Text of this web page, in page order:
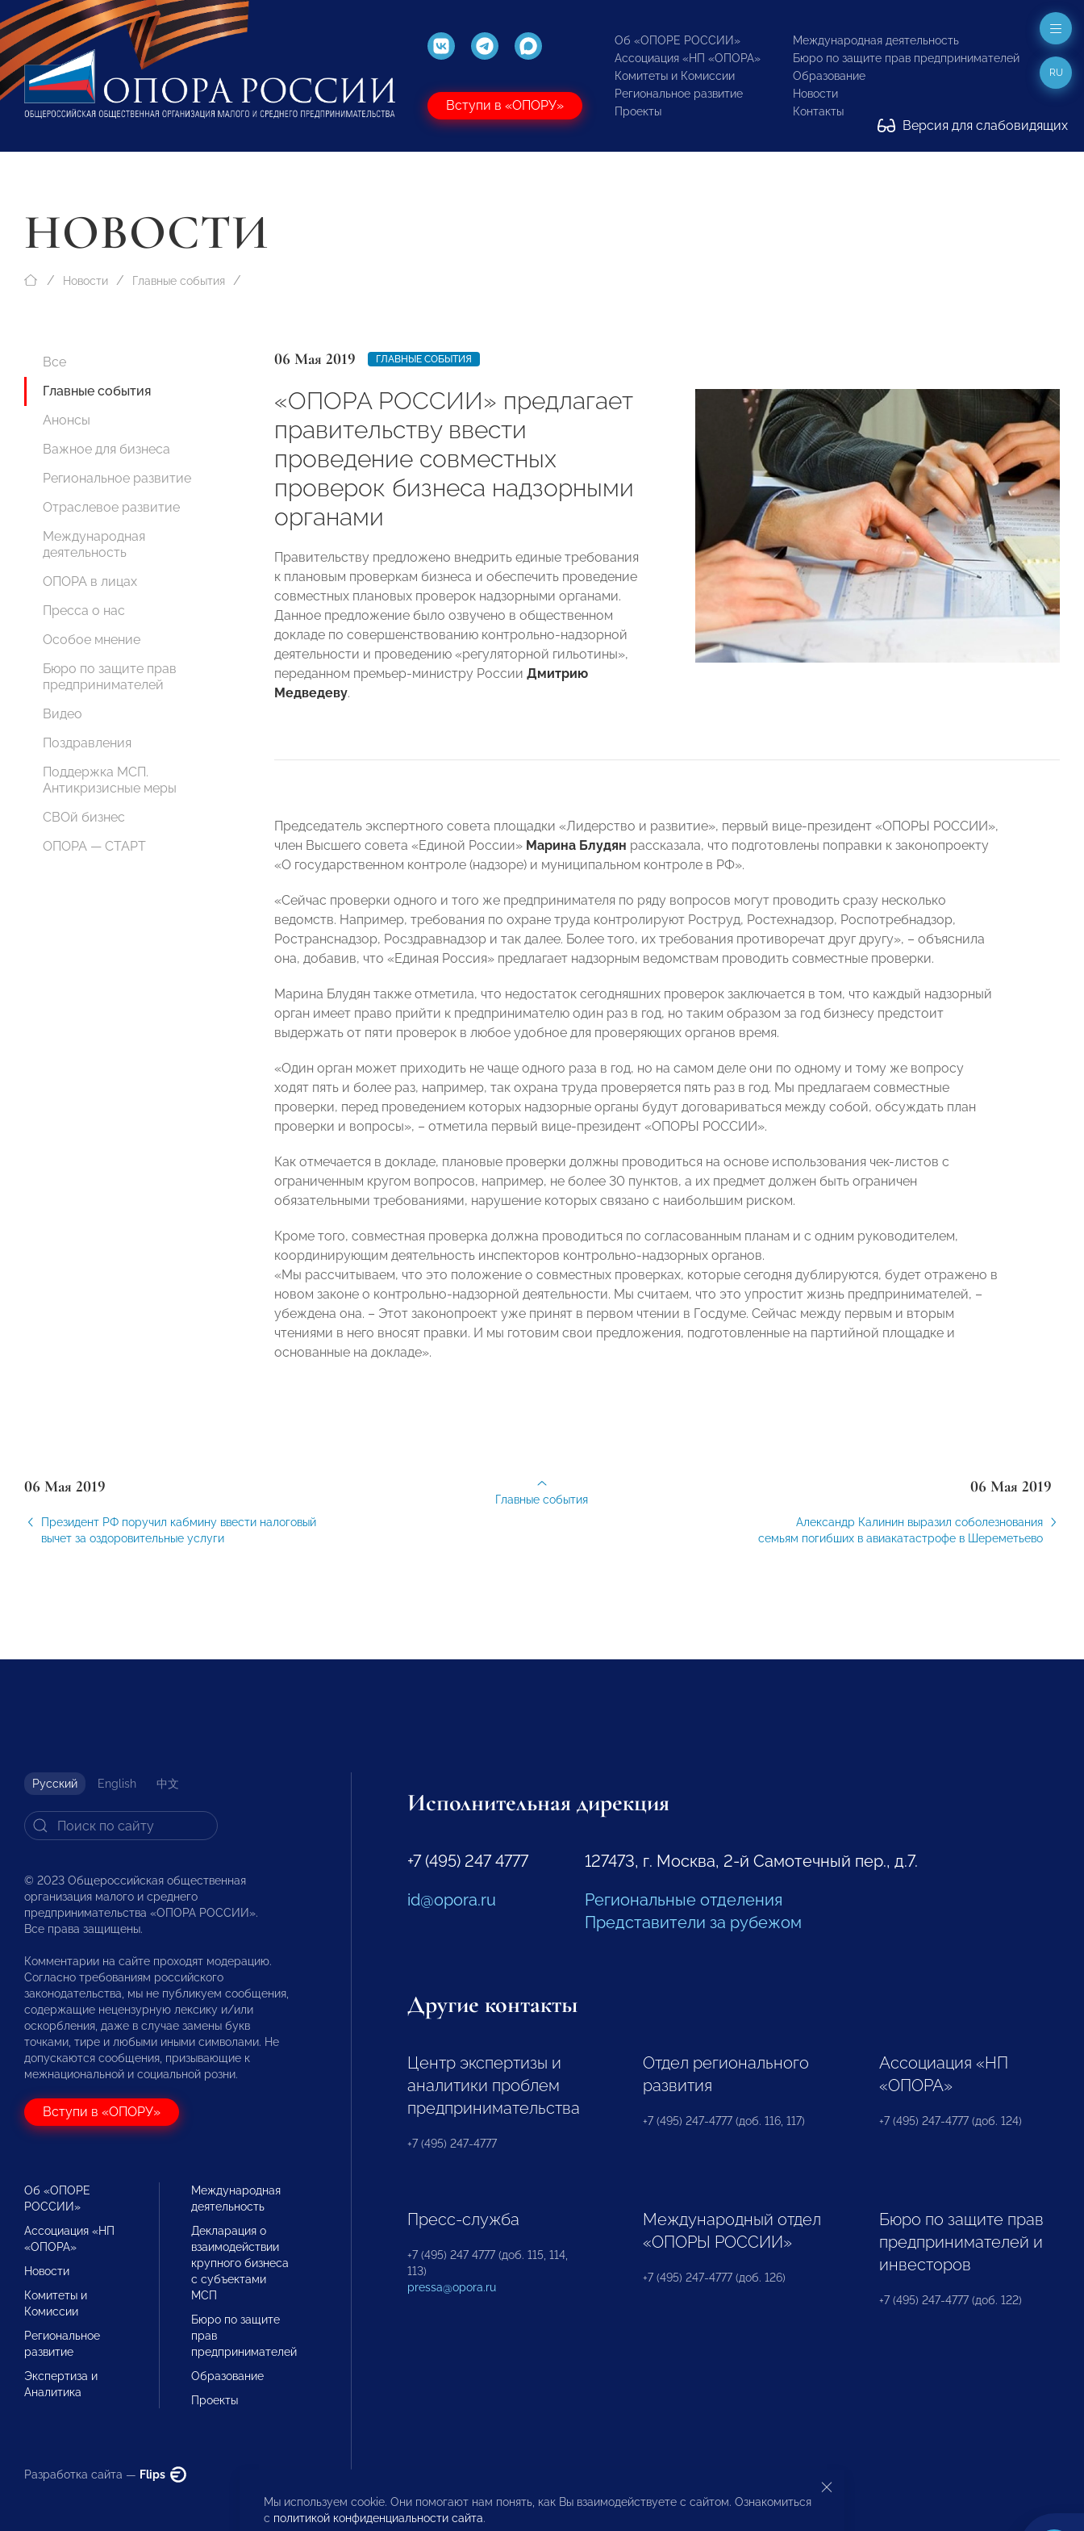
Вступи в «ОПОРУ»
Об «ОПОРЕ РОССИИ»
Ассоциация «НП «ОПОРА»
Комитеты и Комиссии
Региональное развитие
Проекты
Международная деятельность
Бюро по защите прав предпринимателей
Образование
Новости
Контакты
Версия для слабовидящих
RU
НОВОСТИ
Новости Главные события
Все
Главные события
Анонсы
Важное для бизнеса
Региональное развитие
Отраслевое развитие
Международная
деятельность
ОПОРА в лицах
Пресса о нас
Особое мнение
Бюро по защите прав
предпринимателей
Видео
Поздравления
Поддержка МСП.
Антикризисные меры
СВОй бизнес
ОПОРА — СТАРТ
06 Мая 2019 ГЛАВНЫЕ СОБЫТИЯ
«ОПОРА РОССИИ» предлагает
правительству ввести
проведение совместных
проверок бизнеса надзорными
органами
Правительству предложено внедрить единые требования
к плановым проверкам бизнеса и обеспечить проведение
совместных плановых проверок надзорными органами.
Данное предложение было озвучено в общественном
докладе по совершенствованию контрольно-надзорной
деятельности и проведению «регуляторной гильотины»,
переданном премьер-министру России Дмитрию
Медведеву.
Председатель экспертного совета площадки «Лидерство и развитие», первый вице-президент «ОПОРЫ РОССИИ»,
член Высшего совета «Единой России» Марина Блудян рассказала, что подготовлены поправки к законопроекту
«О государственном контроле (надзоре) и муниципальном контроле в РФ».
«Сейчас проверки одного и того же предпринимателя по ряду вопросов могут проводить сразу несколько
ведомств. Например, требования по охране труда контролируют Роструд, Ростехнадзор, Роспотребнадзор,
Ространснадзор, Росздравнадзор и так далее. Более того, их требования противоречат друг другу», – объяснила
она, добавив, что «Единая Россия» предлагает надзорным ведомствам проводить совместные проверки.
Марина Блудян также отметила, что недостаток сегодняшних проверок заключается в том, что каждый надзорный
орган имеет право прийти к предпринимателю один раз в год, но таким образом за год бизнесу предстоит
выдержать от пяти проверок в любое удобное для проверяющих органов время.
«Один орган может приходить не чаще одного раза в год, но на самом деле они по одному и тому же вопросу
ходят пять и более раз, например, так охрана труда проверяется пять раз в год. Мы предлагаем совместные
проверки, перед проведением которых надзорные органы будут договариваться между собой, обсуждать план
проверки и вопросы», – отметила первый вице-президент «ОПОРЫ РОССИИ».
Как отмечается в докладе, плановые проверки должны проводиться на основе использования чек-листов с
ограниченным кругом вопросов, например, не более 30 пунктов, а их предмет должен быть ограничен
обязательными требованиями, нарушение которых связано с наибольшим риском.
Кроме того, совместная проверка должна проводиться по согласованным планам и с одним руководителем,
координирующим деятельность инспекторов контрольно-надзорных органов.
«Мы рассчитываем, что это положение о совместных проверках, которые сегодня дублируются, будет отражено в
новом законе о контрольно-надзорной деятельности. Мы считаем, что это упростит жизнь предпринимателей, –
убеждена она. – Этот законопроект уже принят в первом чтении в Госдуме. Сейчас между первым и вторым
чтениями в него вносят правки. И мы готовим свои предложения, подготовленные на партийной площадке и
основанные на докладе».
06 Мая 2019
Президент РФ поручил кабмину ввести налоговый
вычет за оздоровительные услуги
06 Мая 2019
Александр Калинин выразил соболезнования
семьям погибших в авиакатастрофе в Шереметьево
Главные события
Русский English 中文
© 2023 Общероссийская общественная
организация малого и среднего
предпринимательства «ОПОРА РОССИИ».
Все права защищены.
Комментарии на сайте проходят модерацию.
Согласно требованиям российского
законодательства, мы не публикуем сообщения,
содержащие нецензурную лексику и/или
оскорбления, даже в случае замены букв
точками, тире и любыми иными символами. Не
допускаются сообщения, призывающие к
межнациональной и социальной розни.
Вступи в «ОПОРУ»
Об «ОПОРЕ
РОССИИ»
Ассоциация «НП
«ОПОРА»
Новости
Комитеты и
Комиссии
Региональное
развитие
Экспертиза и
Аналитика
Международная
деятельность
Декларация о
взаимодействии
крупного бизнеса
с субъектами
МСП
Бюро по защите
прав
предпринимателей
Образование
Проекты
Разработка сайта — Flips
Исполнительная дирекция
+7 (495) 247 4777
id@opora.ru
127473, г. Москва, 2-й Самотечный пер., д.7.
Региональные отделения
Представители за рубежом
Другие контакты
Центр экспертизы и
аналитики проблем
предпринимательства
+7 (495) 247-4777
Отдел регионального
развития
+7 (495) 247-4777 (доб. 116, 117)
Ассоциация «НП
«ОПОРА»
+7 (495) 247-4777 (доб. 124)
Пресс-служба
+7 (495) 247 4777 (доб. 115, 114,
113)
pressa@opora.ru
Международный отдел
«ОПОРЫ РОССИИ»
+7 (495) 247-4777 (доб. 126)
Бюро по защите прав
предпринимателей и
инвесторов
+7 (495) 247-4777 (доб. 122)
Мы используем cookie. Они помогают нам понять, как Вы взаимодействуете с сайтом. Ознакомиться
с политикой конфиденциальности сайта.